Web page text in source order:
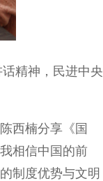
精神，民进中央
西楠分享《国
相信中国的前
制度优势与文明